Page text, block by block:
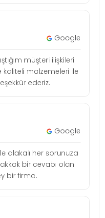
Google
müşteri ilişkileri
kaliteli malzemeleri ile
ederiz.
Google
alakalı her sorunuza
bir cevabı olan
bir firma.